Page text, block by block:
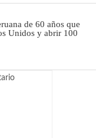
de 60 años que
Unidos y abrir 100